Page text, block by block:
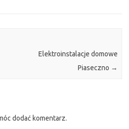
Elektroinstalacje domowe
Piaseczno →
dodać komentarz.